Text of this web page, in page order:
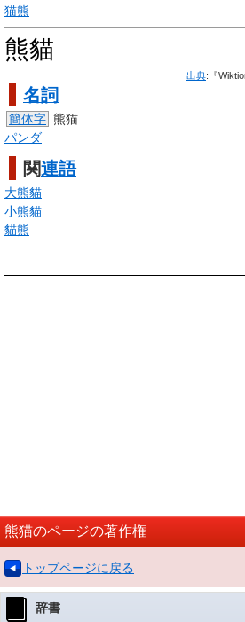
猫熊
熊貓
出典:『
名詞
簡体字 熊猫
パンダ
関連語
大熊貓
小熊貓
貓熊
熊猫のページの著作権
トップページに戻る
辞書